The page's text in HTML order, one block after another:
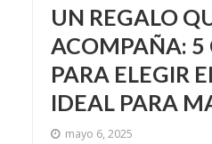
UN REGALO
ACOMPAÑA: 5
PARA ELEGIR
IDEAL PARA
mayo 6, 2025